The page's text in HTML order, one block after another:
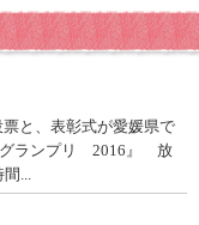
と、表彰式が愛媛県で
グランプリ 2016』 放
...